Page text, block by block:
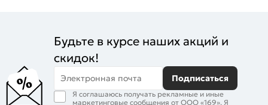
Будьте в курсе наших акций и
скидок!
Электронная почта Подписаться
Я соглашаюсь получать рекламные и иные
маркетинговые сообщения от ООО «169». Я